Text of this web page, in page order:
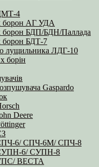
4
борон АГ УДА
борон БДП/БДН/Паллада
борон БДТ-7
лущильника ЛДГ-10
борін
Gaspardo
Deere
СПЧ-6/ СПЧ-6М/ СПЧ-8
СУПН-6/ СУПН-8
УПС/ ВЕСТА